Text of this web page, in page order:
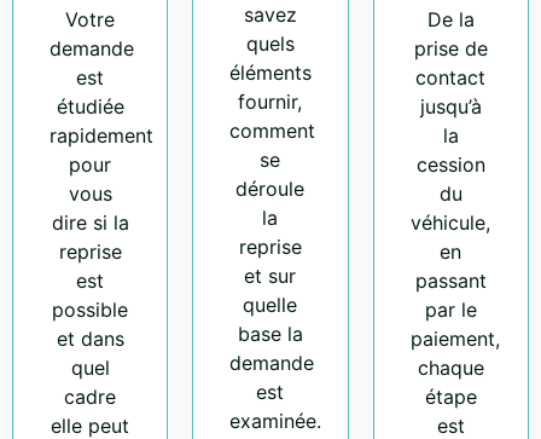
Votre
demande
est
étudiée
rapidement
pour
vous
dire si la
reprise
est
possible
et dans
quel
cadre
elle peut
savez
quels
éléments
fournir,
comment
se
déroule
la
reprise
et sur
quelle
base la
demande
est
examinée.
De la
prise de
contact
jusqu’à
la
cession
du
véhicule,
en
passant
par le
paiement,
chaque
étape
est